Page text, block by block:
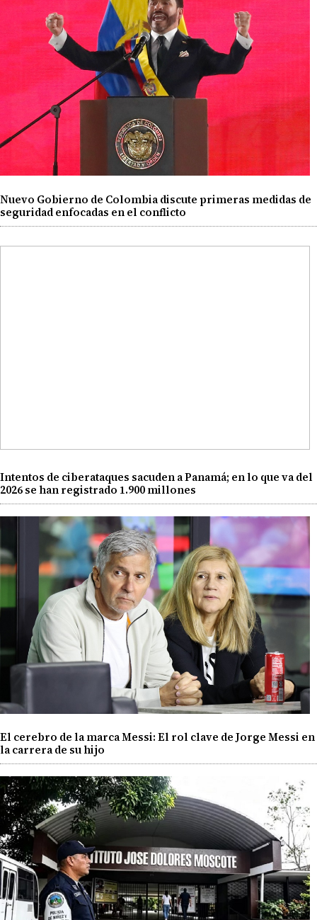
Nuevo Gobierno de Colombia discute primeras medidas de
seguridad enfocadas en el conflicto
Intentos de ciberataques sacuden a Panamá; en lo que va del
2026 se han registrado 1.900 millones
El cerebro de la marca Messi: El rol clave de Jorge Messi en
la carrera de su hijo